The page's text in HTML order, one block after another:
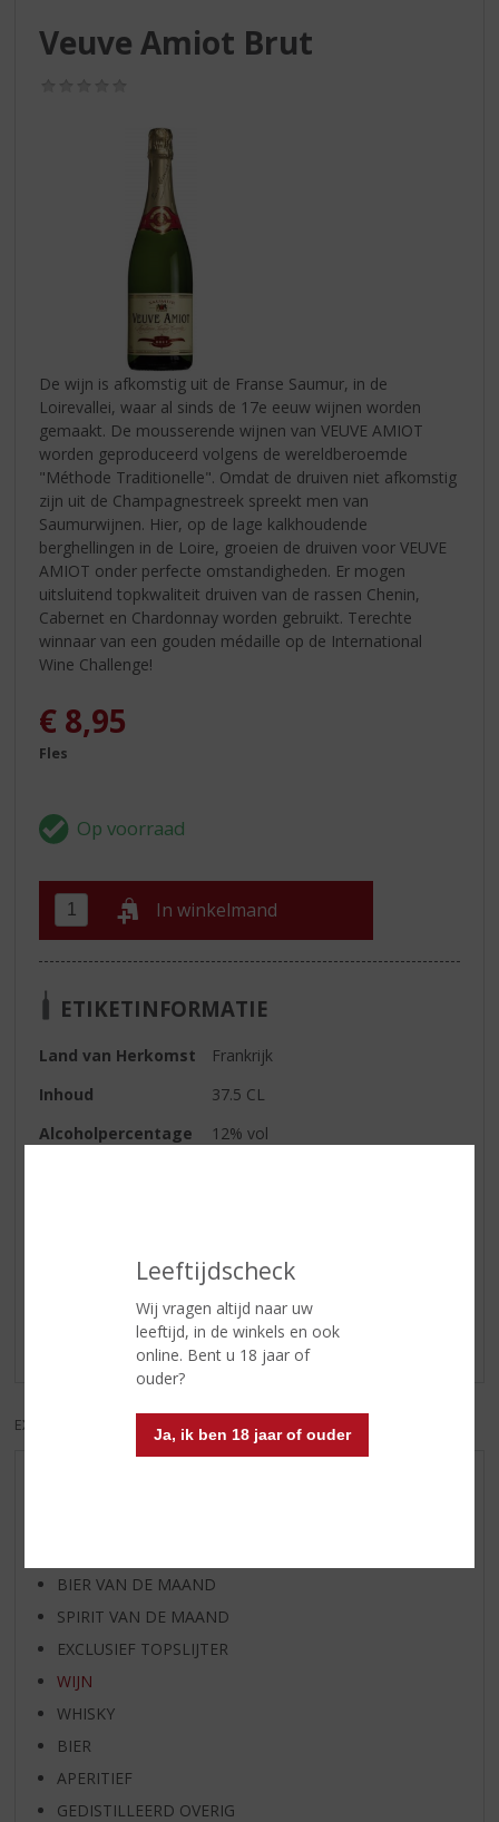
Leeftijdscheck
Wij vragen altijd naar uw
leeftijd, in de winkels en ook
online. Bent u 18 jaar of
ouder?
Ja, ik ben 18 jaar of ouder
Veuve Amiot Brut
De wijn is afkomstig uit de Franse Saumur, in de
Loirevallei, waar al sinds de 17e eeuw wijnen worden
gemaakt. De mousserende wijnen van VEUVE AMIOT
worden geproduceerd volgens de wereldberoemde
"Méthode Traditionelle". Omdat de druiven niet afkomstig
zijn uit de Champagnestreek spreekt men van
Saumurwijnen. Hier, op de lage kalkhoudende
berghellingen in de Loire, groeien de druiven voor VEUVE
AMIOT onder perfecte omstandigheden. Er mogen
uitsluitend topkwaliteit druiven van de rassen Chenin,
Cabernet en Chardonnay worden gebruikt. Terechte
winnaar van een gouden médaille op de International
Wine Challenge!
€ 8,95
Fles
In winkelmand
ETIKETINFORMATIE
Land van Herkomst
Frankrijk
Inhoud
37.5 CL
Alcoholpercentage
12% vol
Reviews
Schrijf een review
Er zijn nog geen reviews geplaatst voor dit product
EXCL. BTW INCL. BTW
BIER VAN DE MAAND
SPIRIT VAN DE MAAND
EXCLUSIEF TOPSLIJTER
WIJN
WHISKY
BIER
APERITIEF
GEDISTILLEERD OVERIG